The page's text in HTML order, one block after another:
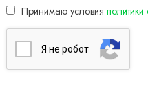
Принимаю условия
Я нe poбoт